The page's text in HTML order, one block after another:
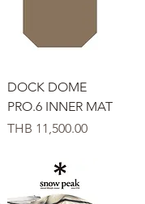
DOCK DOME
PRO.6 INNER MAT
Price
THB 11,500.00